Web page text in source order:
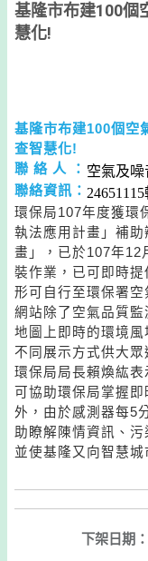
基隆市布建100個
慧化!
基隆市布建100個空
查智慧化!
聯 絡 人 ： 空氣及
聯絡資訊：
環保局107年度獲環
執法應用計畫」補
畫」，已於107年12
裝作業，已可即時
形可自行至環保署
網站除了空氣品質
地圖上即時的環境
不同展示方式供大眾
環保局局長賴煥紘表
可協助環保局掌握
外，由於感測器每5
助瞭解陳情資訊、
並使基隆又向智慧城
下架日期：